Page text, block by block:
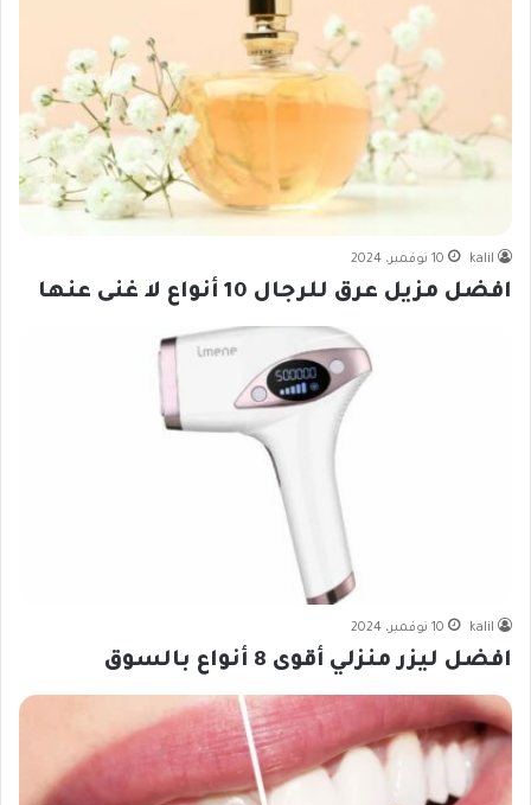
kalil 10 نوفمبر، 2024
افضل مزيل عرق للرجال 10 أنواع لا غنى عنها
kalil 10 نوفمبر، 2024
افضل ليزر منزلي أقوى 8 أنواع بالسوق